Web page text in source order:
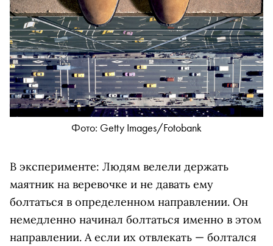
Фото: Getty Images/Fotobank
В эксперименте: Людям велели держать
маятник на веревочке и не давать ему
болтаться в определенном направлении. Он
немедленно начинал болтаться именно в этом
направлении. А если их отвлекать — болтался